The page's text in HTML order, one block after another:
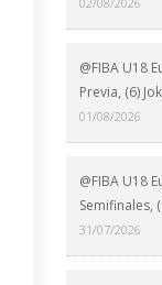
@FIBA U18
Previa, (6)
01/08/2026
@FIBA U18
Semifinales,
31/07/2026